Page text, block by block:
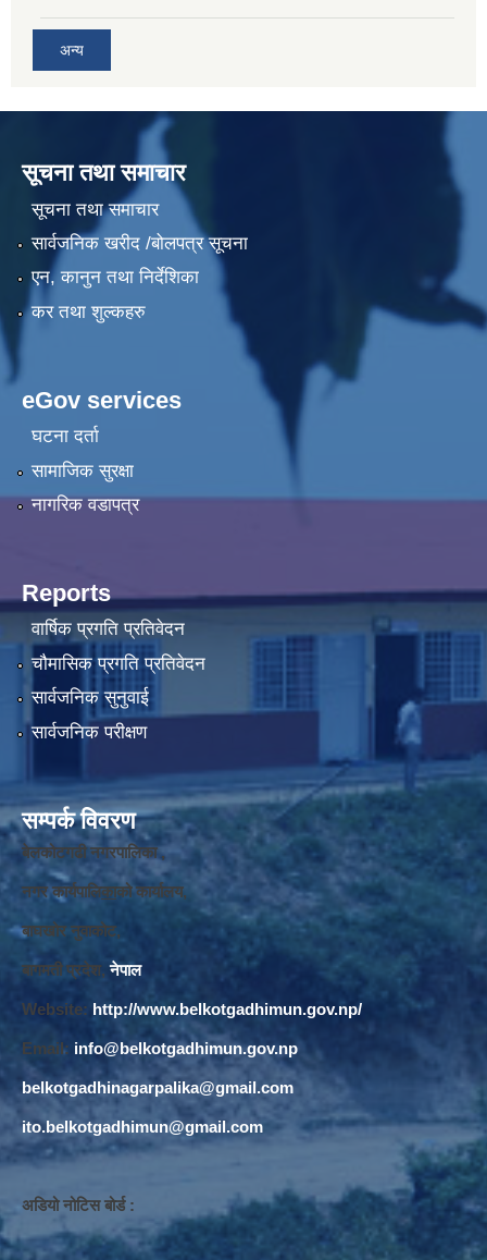
अन्य
सूचना तथा समाचार
सूचना तथा समाचार
सार्वजनिक खरीद /बोलपत्र सूचना
एन, कानुन तथा निर्देशिका
कर तथा शुल्कहरु
eGov services
घटना दर्ता
सामाजिक सुरक्षा
नागरिक वडापत्र
Reports
वार्षिक प्रगति प्रतिवेदन
चौमासिक प्रगति प्रतिवेदन
सार्वजनिक सुनुवाई
सार्वजनिक परीक्षण
सम्पर्क विवरण
बेलकोटगढी नगरपालिका ,
नगर कार्यपालिकाको कार्यालय,
बाघखोर नुवाकोट,
बागमती प्रदेश, नेपाल
Website: http://www.belkotgadhimun.gov.np/
Email: info@belkotgadhimun.gov.np
belkotgadhinagarpalika@gmail.com
ito.belkotgadhimun@gmail.com
अडियो नोटिस बोर्ड :